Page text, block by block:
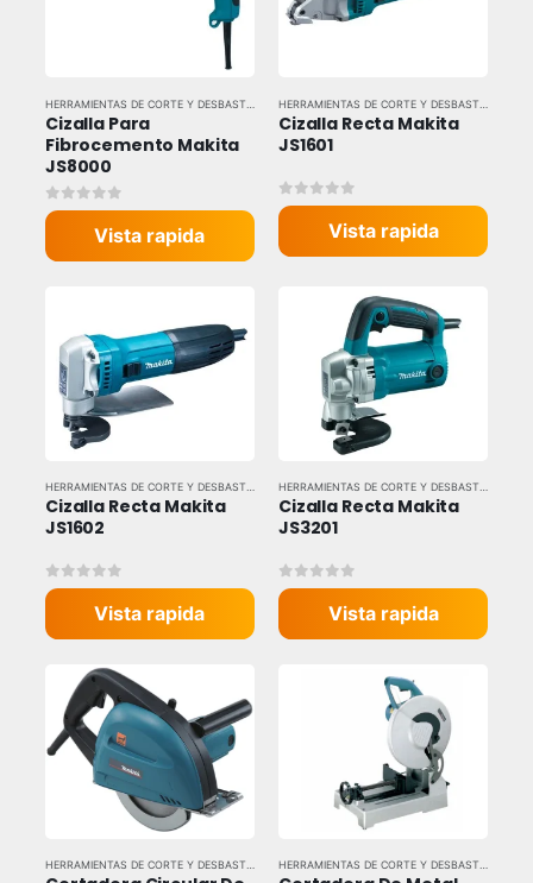
HERRAMIENTAS ELÉCTRICAS,HERRAMIENTAS Y
Cizalla Para
Fibrocemento Makita
JS8000
0out of 5
Vista rapida
Cizalla Recta Makita
JS1601
0out of 5
Vista rapida
HERRAMIENTAS ELÉCTRICAS,HERRAMIENTAS Y
Cizalla Recta Makita
JS1602
0out of 5
Vista rapida
Cizalla Recta Makita
JS3201
0out of 5
Vista rapida
HERRAMIENTAS ELÉCTRICAS,HERRAMIENTAS Y